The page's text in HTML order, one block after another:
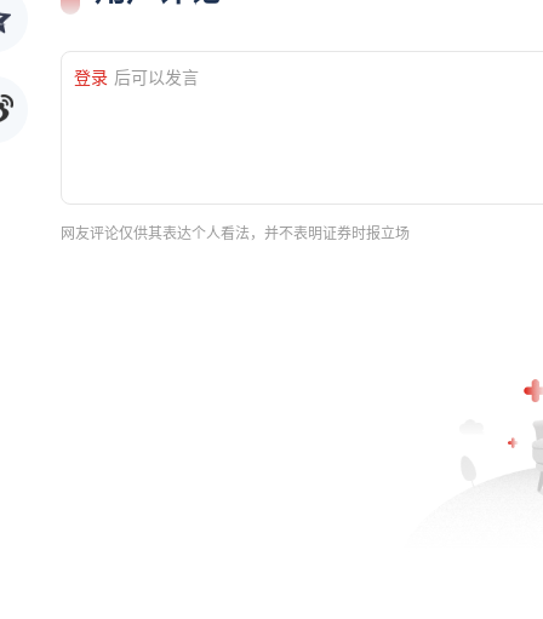
登录 后可以发言
网友评论仅供其表达个人看法，并不表明证券时报立场